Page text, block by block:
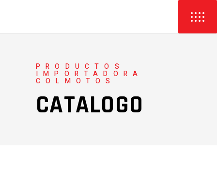
PRODUCTOS
IMPORTADORA
COLMOTOS
CATALOGO